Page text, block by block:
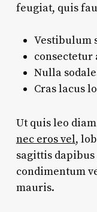
feugiat, quis
Vestibulum
Nulla
Cras lacus
Ut quis leo
nec eros vel,
sagittis
condimentum
mauris.